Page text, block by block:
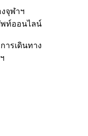
จุฬาฯ
ท์ออนไลน์
ารเดินทาง